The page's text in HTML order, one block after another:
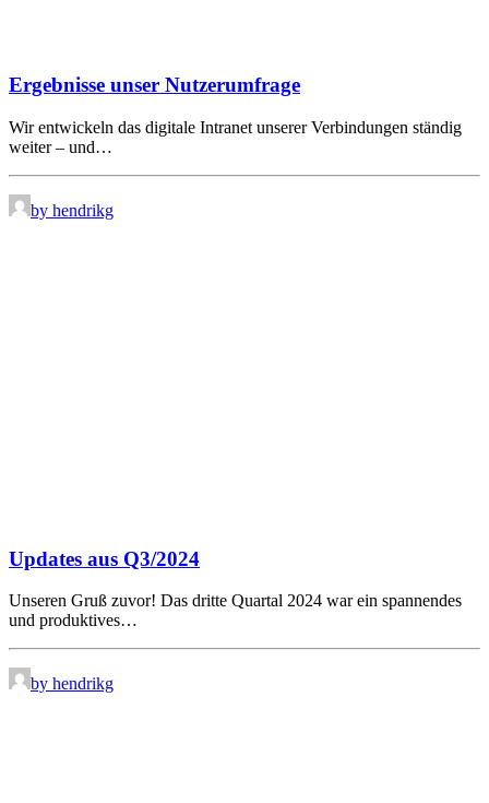
Ergebnisse unser Nutzerumfrage
Wir entwickeln das digitale Intranet unserer Verbindungen ständig
weiter – und…
by hendrikg
Updates aus Q3/2024
Unseren Gruß zuvor! Das dritte Quartal 2024 war ein spannendes
und produktives…
by hendrikg